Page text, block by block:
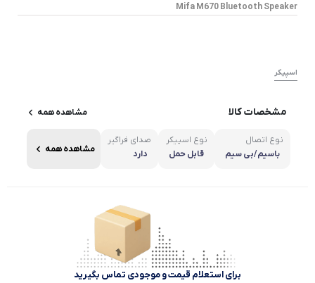
Mifa M670 Bluetooth Speaker
اسپیکر
مشخصات کالا مشاهده همه
نوع اتصال
باسیم/بی سیم
نوع اسپیکر
قابل حمل
صدای فراگیر
دارد
مشاهده همه
برای استعلام قیمت و موجودی تماس بگیرید